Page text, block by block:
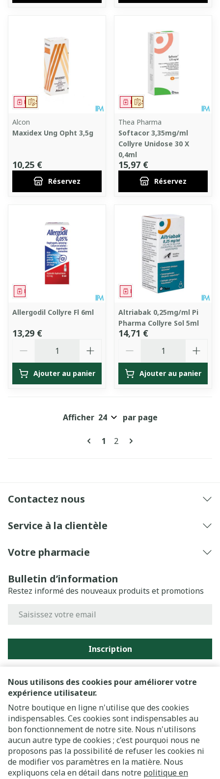
Nous utilisons des cookies pour améliorer votre
expérience utilisateur.
Notre boutique en ligne n'utilise que des cookies
indispensables. Ces cookies sont indispensables au
bon fonctionnement de notre site. Nous n'utilisons
aucun autre type de cookies ; c'est pourquoi nous ne
proposons pas la possibilité de refuser les cookies ni
de modifier vos paramètres en la matière. Nous
expliquons cela en détail dans notre politique en
Sur prescription
Médicament
Alcon
Maxidex Ung Opht 3,5g
10,25 €
Réservez
Sur prescription
Médicament
Thea Pharma
Softacor 3,35mg/ml
Collyre Unidose 30 X
0,4ml
15,97 €
Réservez
Médicament
Allergodil Collyre Fl 6ml
13,29 €
Ajouter au panier
Médicament
Altriabak 0,25mg/ml Pi
Pharma Collyre Sol 5ml
14,71 €
Ajouter au panier
Pages
Vous lisez actuellement la
1 Page
2
Afficher par page
Contactez nous
Service à la clientèle
Votre pharmacie
Bulletin d’information
Restez informé des nouveaux produits et promotions
Inscription
En cliquant sur s'abonner, vous vous abonnez à notre
newsletter et acceptez notrepolitique de confidentialité.